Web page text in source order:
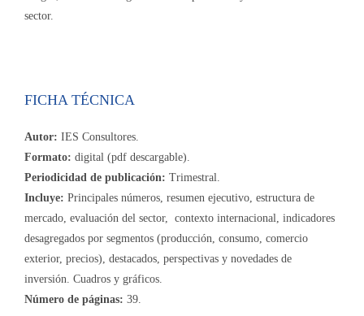
sector.
FICHA TÉCNICA
Autor: IES Consultores.
Formato: digital (pdf descargable).
Periodicidad de publicación: Trimestral.
Incluye: Principales números, resumen ejecutivo, estructura de
mercado, evaluación del sector, contexto internacional, indicadores
desagregados por segmentos (producción, consumo, comercio
exterior, precios), destacados, perspectivas y novedades de
inversión. Cuadros y gráficos.
Número de páginas: 39.